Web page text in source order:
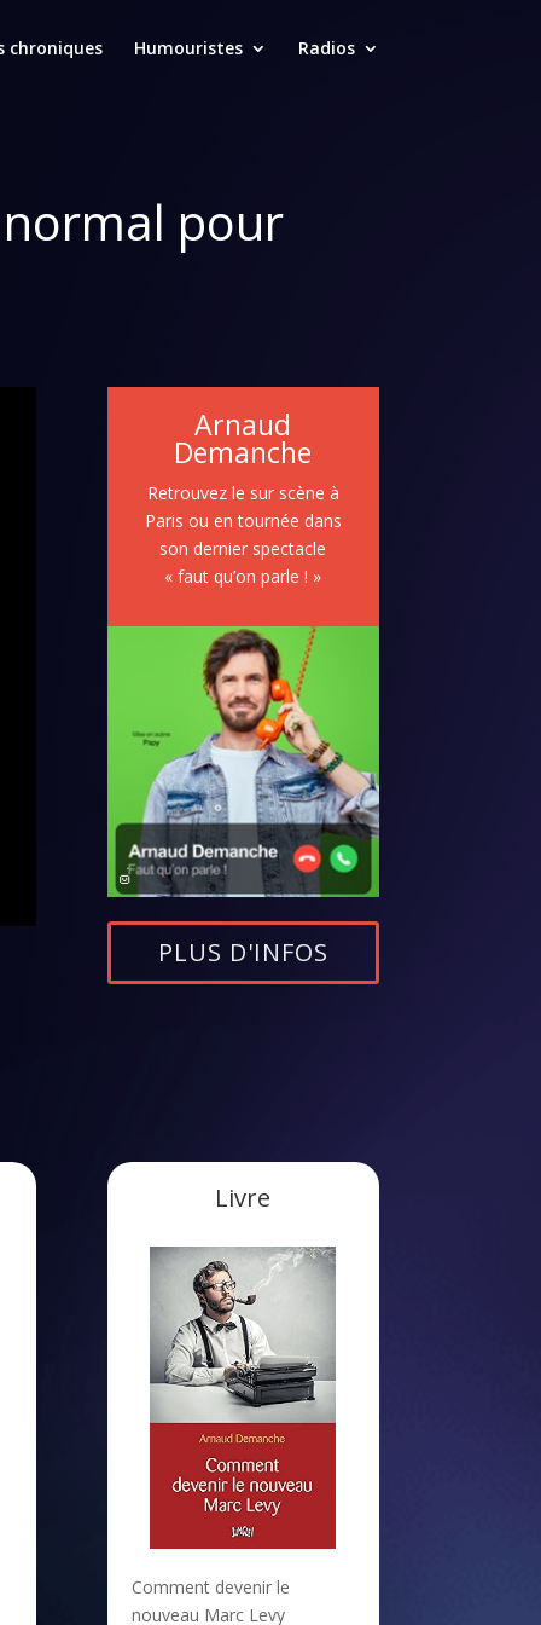
chroniques Humouristes Radios
pour
Arnaud
Demanche
Retrouvez le sur scène à
Paris ou en tournée dans
son dernier spectacle
« faut qu’on parle ! »
PLUS D'INFOS
Livre
Comment devenir le
nouveau Marc Levy